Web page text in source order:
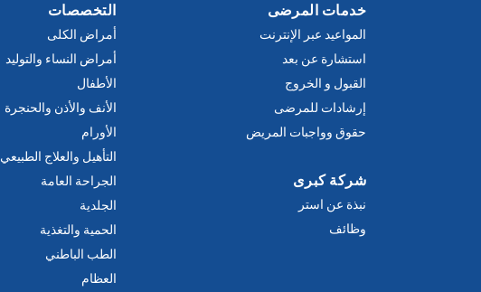
خدمات المرضى
المواعيد عبر الإنترنت
استشارة عن بعد
القبول و الخروج
إرشادات للمرضى
حقوق وواجبات المريض
شركة كبرى
نبذة عن استر
وظائف
التخصصات
أمراض الكلى
أمراض النساء والتوليد
الأطفال
الأنف والأذن والحنجرة
الأورام
التأهيل والعلاج الطبيعي
الجراحة العامة
الجلدية
الحمية والتغذية
الطب الباطني
العظام